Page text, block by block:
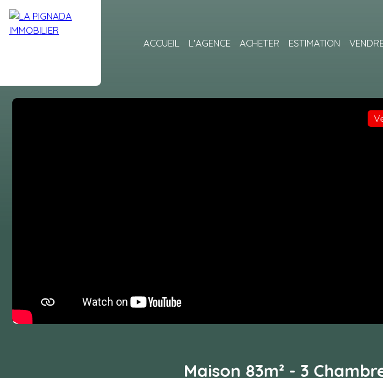
ACCUEIL L'AGENCE ACHETER ESTIMATION
Maison 83m² - 3